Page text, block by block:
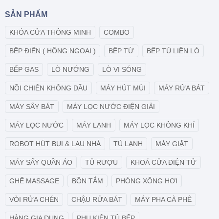
SẢN PHẨM
KHÓA CỬA THÔNG MINH COMBO
BẾP ĐIỆN ( HỒNG NGOẠI ) BẾP TỪ BẾP TỦ LIỀN LÒ
BẾP GAS LÒ NƯỚNG LÒ VI SÓNG
NỒI CHIÊN KHÔNG DẦU MÁY HÚT MÙI MÁY RỬA BÁT
MÁY SẤY BÁT MÁY LỌC NƯỚC ĐIỆN GIẢI
MÁY LỌC NƯỚC MÁY LẠNH MÁY LỌC KHÔNG KHÍ
ROBOT HÚT BỤI & LAU NHÀ TỦ LẠNH MÁY GIẶT
MÁY SẤY QUẦN ÁO TỦ RƯỢU KHOÁ CỬA ĐIỆN TỬ
GHẾ MASSAGE BỒN TẮM PHÒNG XÔNG HƠI
VÒI RỬA CHÉN CHẬU RỬA BÁT MÁY PHA CÀ PHÊ